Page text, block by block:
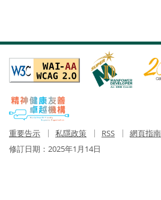
重要告示 私隱政策 RSS
網頁指南
修訂日期： 2025年1月14日